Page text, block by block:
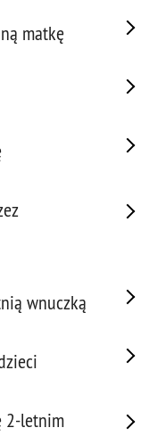
matkę
wnuczką
2-letnim